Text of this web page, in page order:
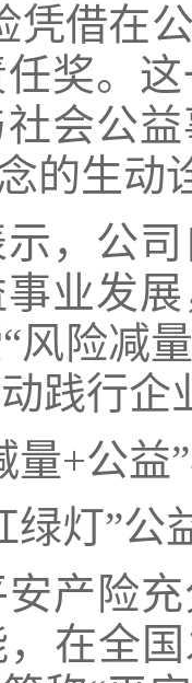
凭借在
奖。
会公
的生动
，公
业发
风险减
践行
量+公益
绿灯”公
安产险
在全